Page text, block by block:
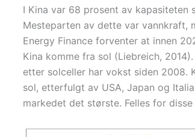
I Kina var 68 prosent av kapasiteten
Mesteparten av dette var vannkraft,
Energy Finance forventer at innen
Kina komme fra sol (Liebreich,
etter solceller har vokst siden 2008.
sol, etterfulgt av USA, Japan og
markedet det største. Felles for